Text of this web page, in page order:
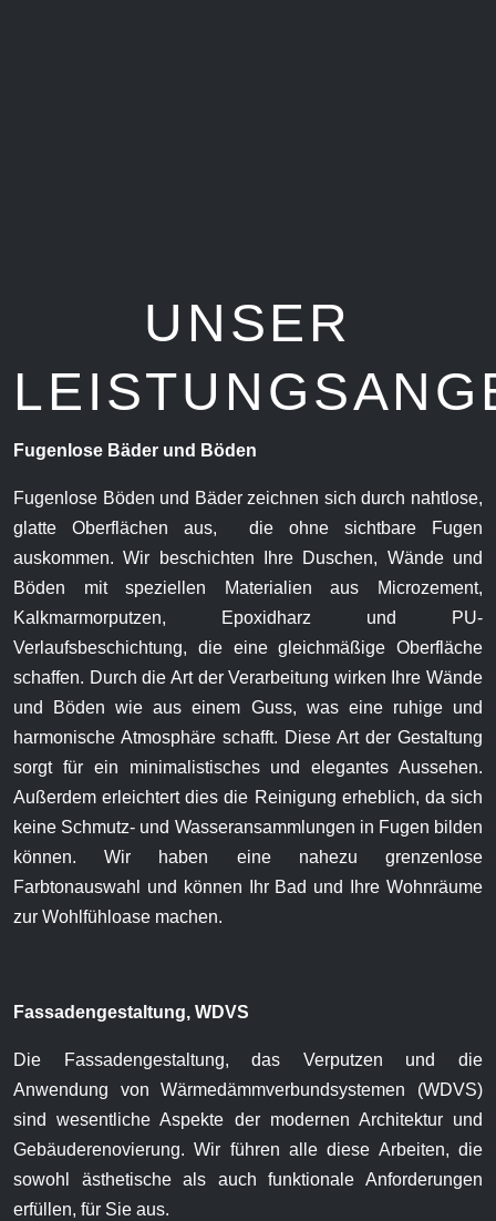
UNSER
Fugenlose Bäder und Böden
Fugenlose Böden und Bäder zeichnen sich durch nahtlose,
glatte Oberflächen aus, die ohne sichtbare Fugen
auskommen. Wir beschichten Ihre Duschen, Wände und
Böden mit speziellen Materialien aus Microzement,
Kalkmarmorputzen, Epoxidharz und PU-
Verlaufsbeschichtung, die eine gleichmäßige Oberfläche
schaffen. Durch die Art der Verarbeitung wirken Ihre Wände
und Böden wie aus einem Guss, was eine ruhige und
harmonische Atmosphäre schafft. Diese Art der Gestaltung
sorgt für ein minimalistisches und elegantes Aussehen.
Außerdem erleichtert dies die Reinigung erheblich, da sich
keine Schmutz- und Wasseransammlungen in Fugen bilden
können. Wir haben eine nahezu grenzenlose
Farbtonauswahl und können Ihr Bad und Ihre Wohnräume
zur Wohlfühloase machen.
Fassadengestaltung, WDVS
Die Fassadengestaltung, das Verputzen und die
Anwendung von Wärmedämmverbundsystemen (WDVS)
sind wesentliche Aspekte der modernen Architektur und
Gebäuderenovierung. Wir führen alle diese Arbeiten, die
sowohl ästhetische als auch funktionale Anforderungen
erfüllen, für Sie aus.